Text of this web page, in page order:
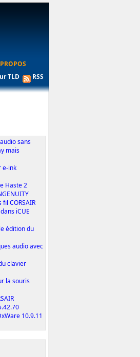
TLD RSS
sans
mais
e-ink
Haste 2
CORSAIR
iCUE
édition du
audio avec
clavier
la souris
10.9.11